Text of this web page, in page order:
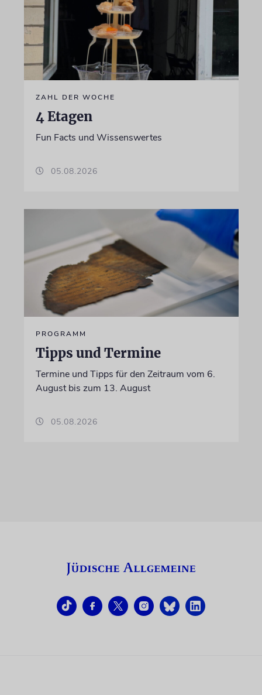
ZAHL DER WOCHE
4 Etagen
Fun Facts und Wissenswertes
05.08.2026
PROGRAMM
Tipps und Termine
Termine und Tipps für den Zeitraum vom 6.
August bis zum 13. August
05.08.2026